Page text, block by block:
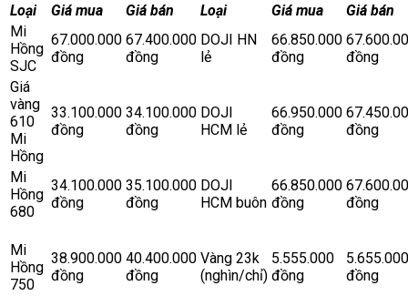
Loại
Giá mua Giá bán Loại Giá mua
Giá bán
Mi
Hồng
SJC
67.000.000
đồng
67.400.000
đồng
DOJI HN
lẻ
66.850.000
đồng
đồng
Giá
vàng
610
Mi
Hồng
33.100.000
đồng
34.100.000
đồng
DOJI
HCM lẻ
66.950.000
đồng
đồng
Mi
Hồng
680
34.100.000
đồng
35.100.000
đồng
DOJI
HCM buôn
66.850.000
đồng
đồng
Mi
Hồng
750
38.900.000
đồng
40.400.000
đồng
Vàng 23k
(nghìn/chỉ)
5.555.000
đồng
5.655.000
đồng